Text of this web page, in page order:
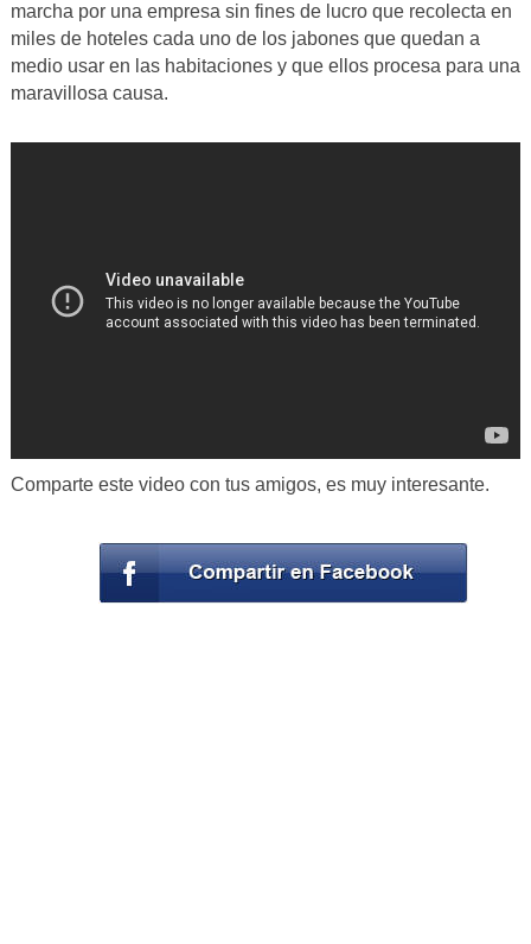
marcha por una empresa sin fines de lucro que recolecta en
miles de hoteles cada uno de los jabones que quedan a
medio usar en las habitaciones y que ellos procesa para una
maravillosa causa.
Comparte este video con tus amigos, es muy interesante.